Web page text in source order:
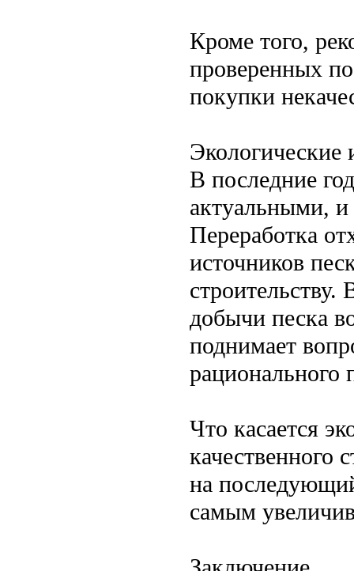
Кроме того,
проверенных
покупки
Экологические
В последние
актуальными,
Переработка
источников
строительству.
добычи песка
поднимает
рационального
Что касается
качественного
на
самым